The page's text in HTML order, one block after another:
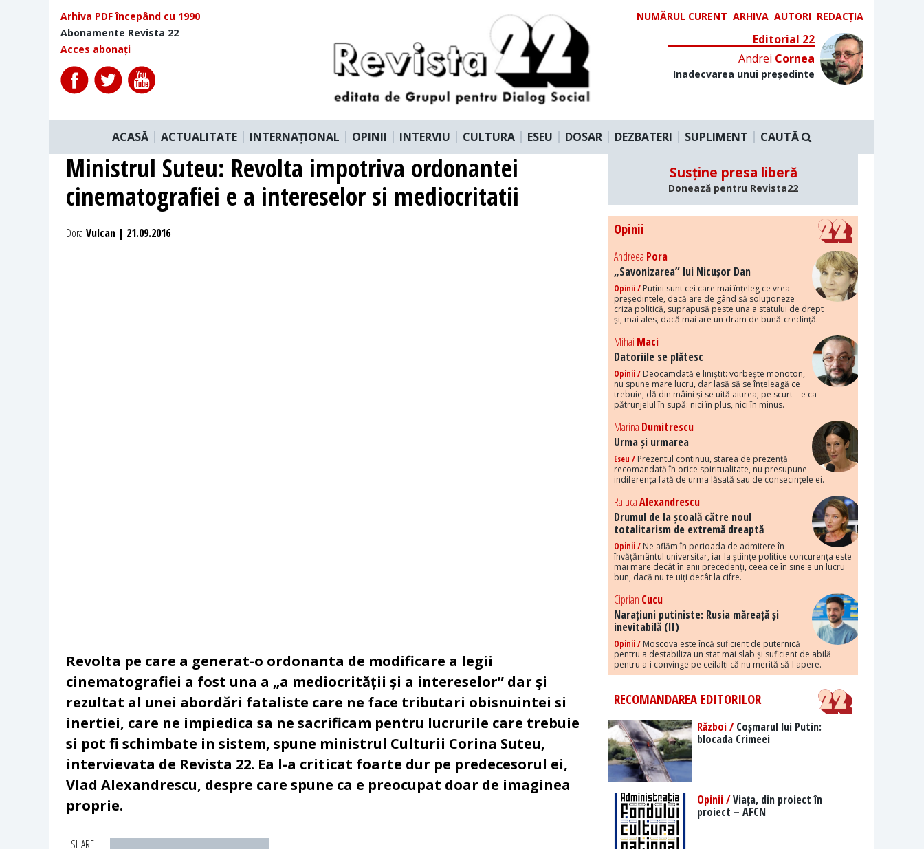
Arhiva PDF începând cu 1990
Abonamente Revista 22
Acces abonați
NUMĂRUL CURENT ARHIVA AUTORI REDACȚIA
Editorial 22
Andrei Cornea
Inadecvarea unui președinte
ACASĂ ACTUALITATE INTERNAȚIONAL OPINII INTERVIU CULTURA ESEU DOSAR DEZBATERI SUPLIMENT CAUTĂ
Ministrul Suteu: Revolta impotriva ordonantei
cinematografiei e a intereselor si mediocritatii
Dora Vulcan | 21.09.2016
Revolta pe care a generat-o ordonanta de modificare a legii
cinematografiei a fost una a „a mediocrității și a intereselor” dar şi
rezultat al unei abordări fataliste care ne face tributari obisnuintei si
inertiei, care ne impiedica sa ne sacrificam pentru lucrurile care trebuie
si pot fi schimbate in sistem, spune ministrul Culturii Corina Suteu,
intervievata de Revista 22. Ea l-a criticat foarte dur pe predecesorul ei,
Vlad Alexandrescu, despre care spune ca e preocupat doar de imaginea
proprie.
SHARE
Susține presa liberă
Donează pentru Revista22
Opinii
Andreea Pora
„Savonizarea” lui Nicușor Dan
Opinii / Puțini sunt cei care mai înțeleg ce vrea
președintele, dacă are de gând să soluționeze
criza politică, suprapusă peste una a statului de drept
și, mai ales, dacă mai are un dram de bună-credință.
Mihai Maci
Datoriile se plătesc
Opinii / Deocamdată e liniștit: vorbește monoton,
nu spune mare lucru, dar lasă să se înțeleagă ce
trebuie, dă din mâini și se uită aiurea; pe scurt – e ca
pătrunjelul în supă: nici în plus, nici în minus.
Marina Dumitrescu
Urma și urmarea
Eseu / Prezentul continuu, starea de prezență
recomandată în orice spiritualitate, nu presupune
indiferența față de urma lăsată sau de consecințele ei.
RalucaAlexandrescu
Drumul de la școală către noul
totalitarism de extremă dreaptă
Opinii / Ne aflăm în perioada de admitere în
învățământul universitar, iar la științe politice concurența este
mai mare decât în anii precedenți, ceea ce în sine e un lucru
bun, dacă nu te uiți decât la cifre.
Ciprian Cucu
Narațiuni putiniste: Rusia măreață și
inevitabilă (II)
Opinii / Moscova este încă suficient de puternică
pentru a destabiliza un stat mai slab și suficient de abilă
pentru a-i convinge pe ceilalți că nu merită să-l apere.
RECOMANDAREA EDITORILOR
Război /Coșmarul lui Putin:
blocada Crimeei
Opinii /Viața, din proiect în
proiect – AFCN